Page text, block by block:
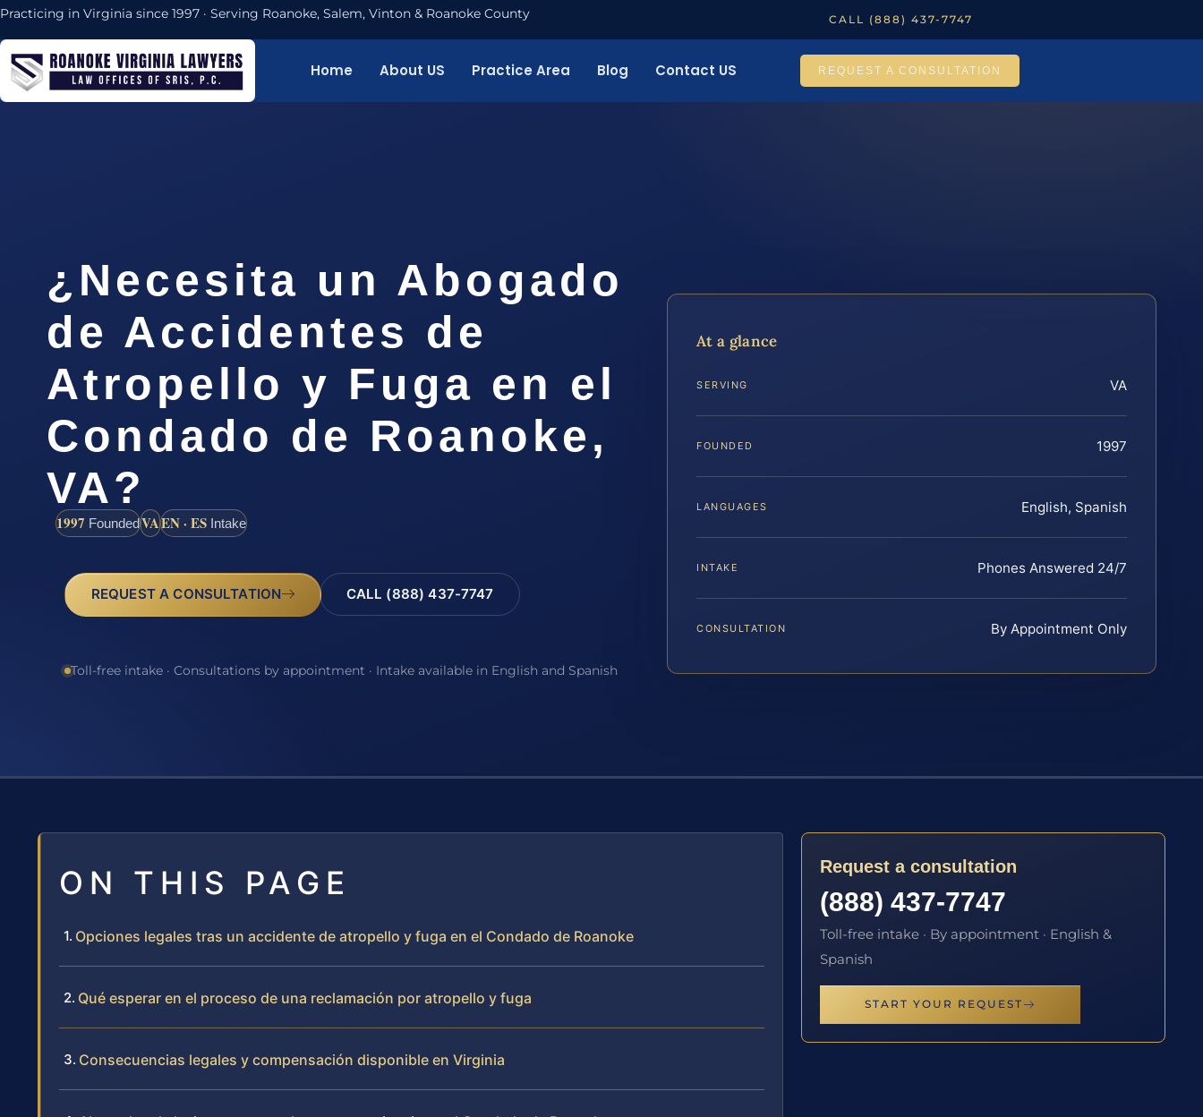
Practicing in Virginia since 1997 · Serving Roanoke, Salem, Vinton & Roanoke County CALL (888) 437-7747
Home About US Practice Area Blog Contact US REQUEST A CONSULTATION
¿Necesita un Abogado
de Accidentes de
Atropello y Fuga en el
Condado de Roanoke,
VA?
1997 FoundedVAEN · ES Intake
REQUEST A CONSULTATION CALL (888) 437-7747
Toll-free intake · Consultations by appointment · Intake available in English and Spanish
At a glance
SERVING VA
FOUNDED 1997
LANGUAGES English, Spanish
INTAKE Phones Answered 24/7
CONSULTATION By Appointment Only
ON THIS PAGE
Opciones legales tras un accidente de atropello y fuga en el Condado de Roanoke
Qué esperar en el proceso de una reclamación por atropello y fuga
Consecuencias legales y compensación disponible en Virginia
Request a consultation
(888) 437-7747
Toll-free intake · By appointment · English &
Spanish
START YOUR REQUEST